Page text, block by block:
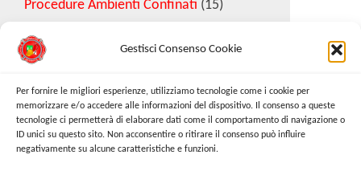
Gestisci Consenso Cookie
Per fornire le migliori esperienze, utilizziamo tecnologie come i cookie per
memorizzare e/o accedere alle informazioni del dispositivo. Il consenso a queste
tecnologie ci permetterà di elaborare dati come il comportamento di navigazione o
ID unici su questo sito. Non acconsentire o ritirare il consenso può influire
negativamente su alcune caratteristiche e funzioni.
Procedure Ambienti Confinati (15)
Richiedi Modello